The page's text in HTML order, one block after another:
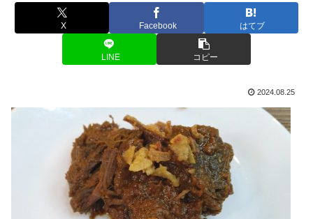
X Facebook はてブ
LINE コピー
2024.08.25